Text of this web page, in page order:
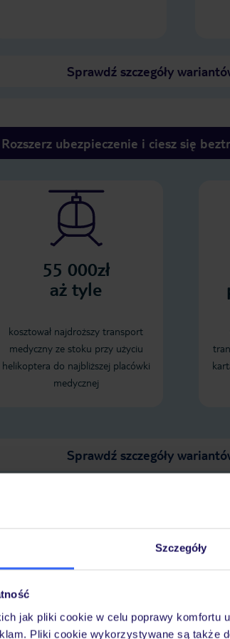
Szczegóły
jak pliki cookie w celu poprawy komfortu
Pliki cookie wykorzystywane są także
Sprawdź szczegóły
Rozszerz ubezpieczenie i ciesz się
55 000zł
aż tyle
kosztował najdroższy transport
medyczny ze stoku przy użyciu
helikoptera do najbliższej placówki
medycznej
Sprawdź szczegóły